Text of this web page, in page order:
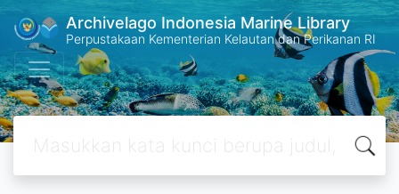
Archivelago Indonesia Marine Library
Perpustakaan Kementerian Kelautan dan Perikanan RI